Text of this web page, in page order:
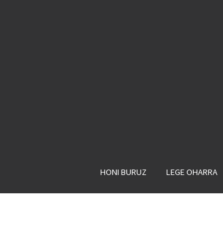
HONI BURUZ LEGE OHARRA